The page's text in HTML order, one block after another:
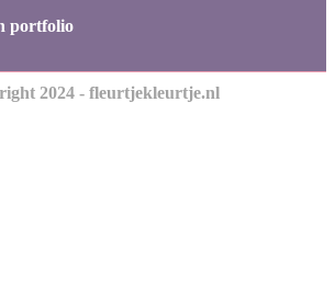
portfolio
2024 - fleurtjekleurtje.nl